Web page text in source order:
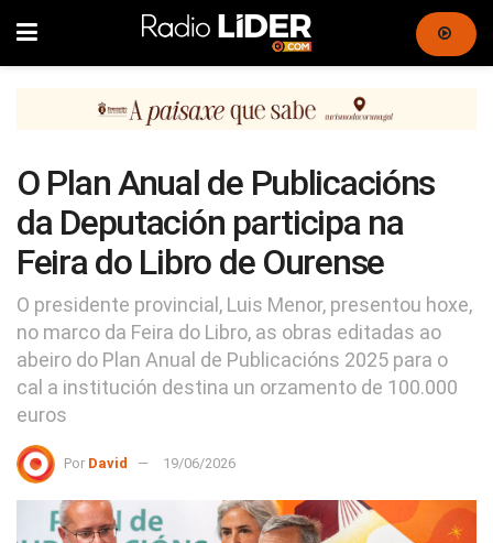
O Plan Anual de Publicacións
da Deputación participa na
Feira do Libro de Ourense
O presidente provincial, Luis Menor, presentou hoxe,
no marco da Feira do Libro, as obras editadas ao
abeiro do Plan Anual de Publicacións 2025 para o
cal a institución destina un orzamento de 100.000
euros
Por David 19/06/2026